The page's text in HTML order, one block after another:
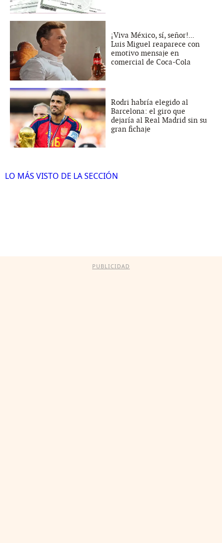
¡Viva México, sí, señor!...
Luis Miguel reaparece con
emotivo mensaje en
comercial de Coca-Cola
Rodri habría elegido al
Barcelona: el giro que
dejaría al Real Madrid sin su
gran fichaje
LO MÁS VISTO DE LA SECCIÓN
PUBLICIDAD